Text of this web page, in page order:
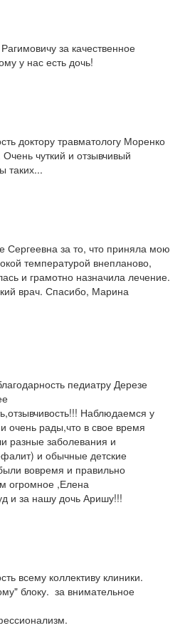
за качественное
у нас есть дочь!
доктору травматологу Моренко
чуткий и отзывчивый
таких...
за то, что приняла мою
температурой внепланово,
и грамотно назначила лечение.
врач. Спасибо, Марина
педиатру Дерезе
Наблюдаемся у
очень рады,что в свое время
разные заболевания и
и обычные детские
вовремя и правильно
огромное ,Елена
и за нашу дочь Аришу!!!
всему коллективу клиники.
блоку. за внимательное